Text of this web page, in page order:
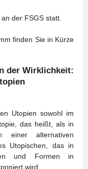
an der FSGS statt.
finden Sie in Kürze
der Wirklichkeit:
Utopien sowohl im
das heißt, als in
einer alternativen
Utopischen, das in
und Formen in
wird.